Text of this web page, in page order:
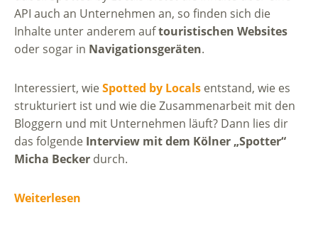
API auch an Unternehmen an, so finden sich die
Inhalte unter anderem auftouristischen Websites
oder sogar in Navigationsgeräten.
Interessiert, wieSpotted by Locals entstand, wie es
strukturiert ist und wie die Zusammenarbeit mit den
Bloggern und mit Unternehmen läuft? Dann lies dir
das folgende Interview mit dem Kölner „Spotter“
Micha Becker durch.
Weiterlesen